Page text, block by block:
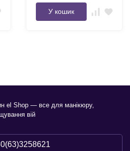
У кошик
el Shop — все для манікюру,
вій